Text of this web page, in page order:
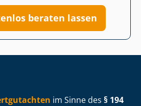
beraten lassen
im Sinne des § 194